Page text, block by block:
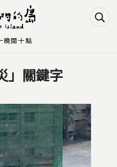
Navigation
content
」關鍵字
晚間十點